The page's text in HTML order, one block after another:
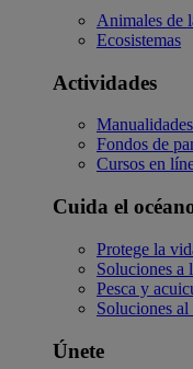
Animales de
Ecosistemas
Actividades
Fondos de
Cursos en
Cuida el
Protege la
Soluciones a
Pesca y
Soluciones
Únete